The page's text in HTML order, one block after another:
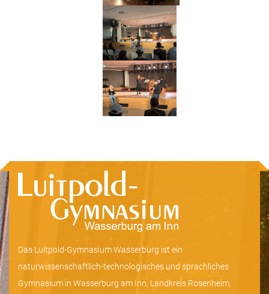
Das Luitpold-Gymnasium Wasserburg ist ein
naturwissenschaftlich-technologisches und sprachliches
Gymnasium in Wasserburg am Inn, Landkreis Rosenheim,